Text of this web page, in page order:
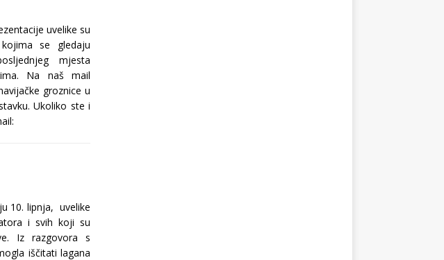
uvelike su
se gledaju
mjesta
Na naš mail
groznice u
Ukoliko ste i
10. lipnja, uvelike
i svih koji su
Iz razgovora s
iščitati lagana